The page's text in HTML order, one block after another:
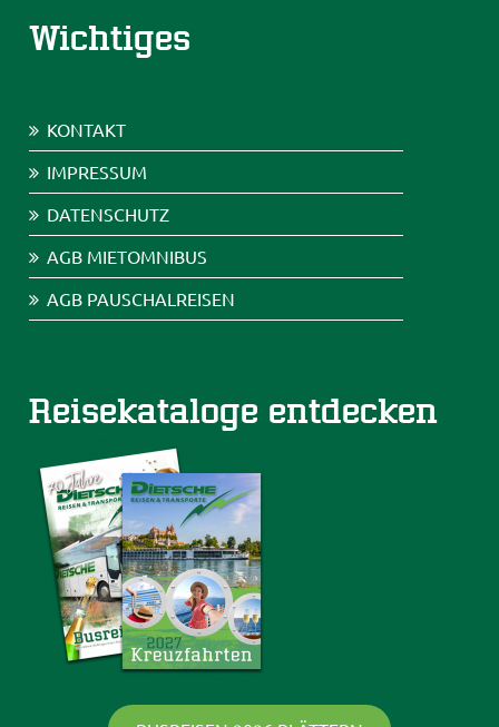
Wichtiges
KONTAKT
IMPRESSUM
DATENSCHUTZ
AGB MIETOMNIBUS
AGB PAUSCHALREISEN
Reisekataloge entdecken